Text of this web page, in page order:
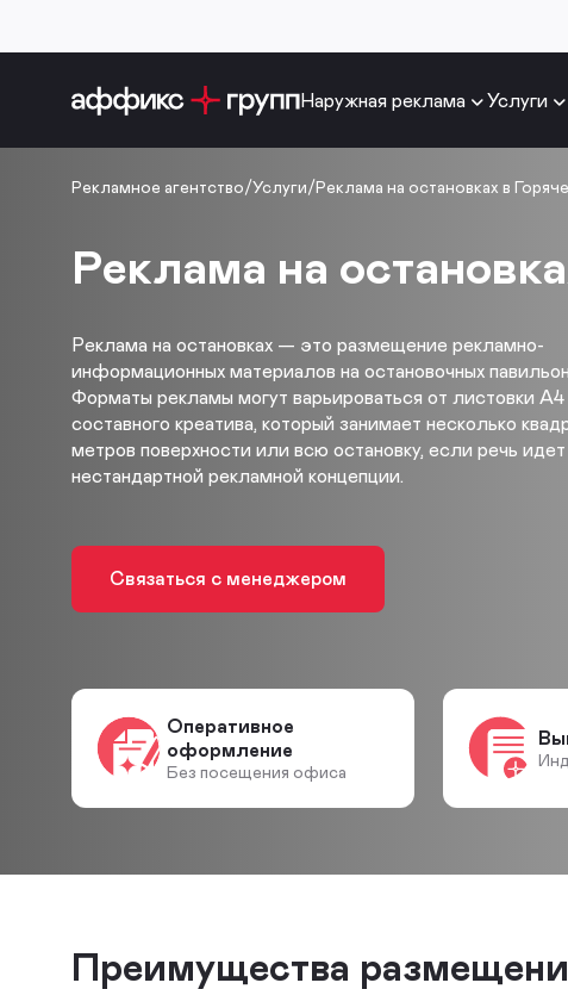
Наружная реклама Услуги
Рекламное агентство/Услуги/Реклама на остановках в
Реклама на
Реклама на остановках — это размещение рекламно-
информационных материалов на остановочных
Форматы рекламы могут варьироваться от листовки
составного креатива, который занимает несколько
метров поверхности или всю остановку, если речь
нестандартной рекламной концепции.
Связаться с менеджером
Оперативное
оформление
Без посещения офиса
Преимущества